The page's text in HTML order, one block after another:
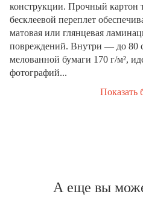
конструкции. Прочный
бесклеевой переплет
матовая или глянцевая
повреждений. Внутри — до 80
мелованной бумаги 170 г/м²,
фотографий...
Показать
А еще вы